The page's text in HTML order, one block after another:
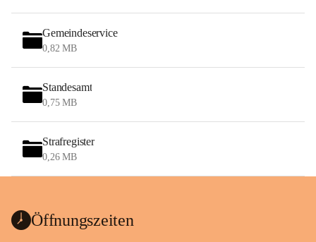
Gemeindeservice
0,82 MB
Standesamt
0,75 MB
Strafregister
0,26 MB
Öffnungszeiten